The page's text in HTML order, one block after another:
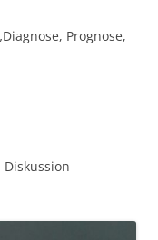
Prognose,